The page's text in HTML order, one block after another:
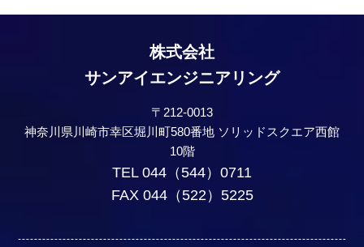
株式会社
サンアイエンジニアリング
〒212-0013
神奈川県川崎市幸区堀川町580番地 ソリッドスクエア西館
10階
TEL 044（544）0711
FAX 044（522）5225